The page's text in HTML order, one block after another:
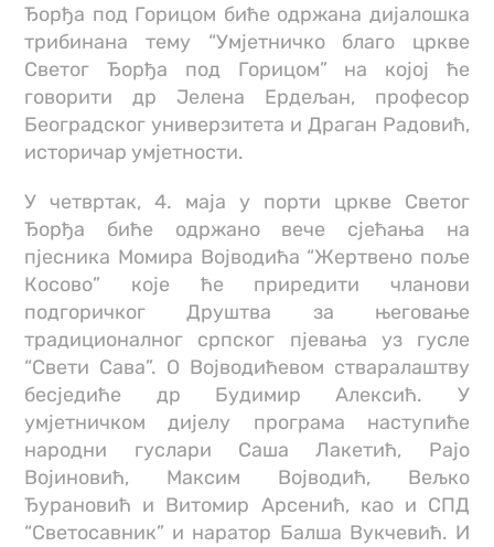
Ђорђа под Горицом биће одржана дијалошка
трибинана тему “Умјетничко благо цркве
Светог Ђорђа под Горицом” на којој ће
говорити др Јелена Ердељан, професор
Београдског универзитета и Драган Радовић,
историчар умјетности.
У четвртак, 4. маја у порти цркве Светог
Ђорђа биће одржано вече сјећања на
пјесника Момира Војводића “Жертвено поље
Косово” које ће приредити чланови
подгоричког Друштва за његовање
традиционалног српског пјевања уз гусле
“Свети Сава”. О Војводићевом стваралаштву
бесједиће др Будимир Алексић. У
умјетничком дијелу програма наступиће
народни гуслари Саша Лакетић, Рајо
Војиновић, Максим Војводић, Вељко
Ђурановић и Витомир Арсенић, као и СПД
“Светосавник” и наратор Балша Вукчевић. И